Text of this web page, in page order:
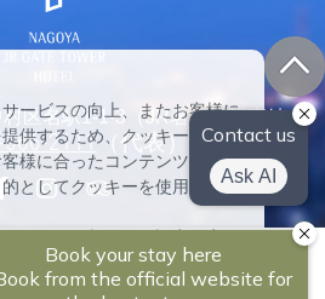
区名駅1-1-3（JR名古屋駅直結）
2111（代表）
ッキー詳細設定
ービスの向上、またお客様に
供するため、クッキーを使用
様に合ったコンテンツや広告
としてクッキーを使用する場
キーの種類ごとに設定を変更
をクリックしてください。